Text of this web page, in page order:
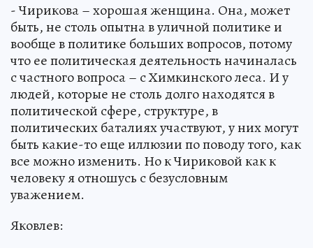
- Чирикова – хорошая женщина. Она, может
быть, не столь опытна в уличной политике и
вообще в политике больших вопросов, потому
что ее политическая деятельность начиналась
с частного вопроса – с Химкинского леса. И у
людей, которые не столь долго находятся в
политической сфере, структуре, в
политических баталиях участвуют, у них могут
быть какие-то еще иллюзии по поводу того, как
все можно изменить. Но к Чириковой как к
человеку я отношусь с безусловным
уважением.
Яковлев: